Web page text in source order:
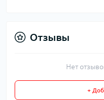
Отзывы
Нет
+